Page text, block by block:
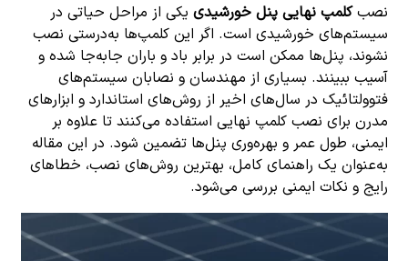
نصبکلمپ نهایی پنل خورشیدی یکی از مراحل حیاتی در
سیستم‌های خورشیدی است. اگر این کلمپ‌ها به‌درستی نصب
نشوند، پنل‌ها ممکن است در برابر باد و باران جابه‌جا شده و
آسیب ببینند. بسیاری از مهندسان و نصابان سیستم‌های
فتوولتائیک در سال‌های اخیر از روش‌های استاندارد و ابزارهای
مدرن برای نصب کلمپ نهایی استفاده می‌کنند تا علاوه بر
ایمنی، طول عمر و بهره‌وری پنل‌ها تضمین شود. در این مقاله
به‌عنوان یک راهنمای کامل، بهترین روش‌های نصب، خطاهای
رایج و نکات ایمنی بررسی می‌شود.